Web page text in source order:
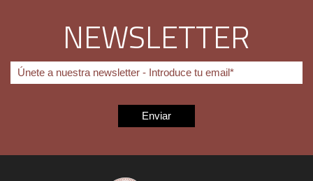
NEWSLETTER